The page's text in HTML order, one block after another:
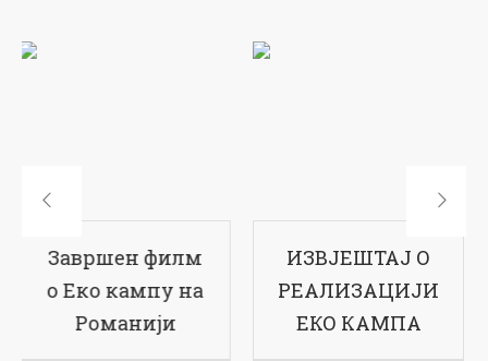
ИЗВЈЕШТАЈ О
РЕАЛИЗАЦИЈИ
ЕКО КАМПА
17-ти рођендан
наше школе